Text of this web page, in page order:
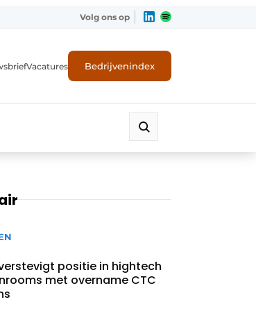
Volg ons op
Vacatures Bedrijvenindex
positie in hightech
met overname CTC